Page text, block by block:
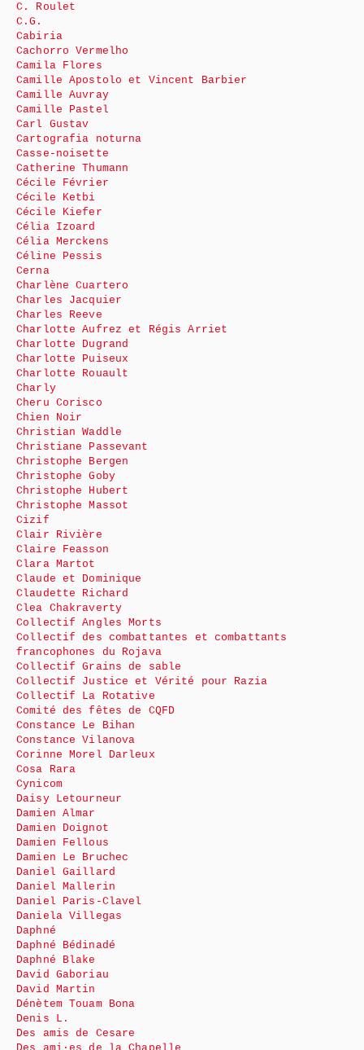
C. Roulet
C.G.
Cabiria
Cachorro Vermelho
Camila Flores
Camille Apostolo et Vincent Barbier
Camille Auvray
Camille Pastel
Carl Gustav
Cartografia noturna
Casse-noisette
Catherine Thumann
Cécile Février
Cécile Ketbi
Cécile Kiefer
Célia Izoard
Célia Merckens
Céline Pessis
Cerna
Charlène Cuartero
Charles Jacquier
Charles Reeve
Charlotte Aufrez et Régis Arriet
Charlotte Dugrand
Charlotte Puiseux
Charlotte Rouault
Charly
Cheru Corisco
Chien Noir
Christian Waddle
Christiane Passevant
Christophe Bergen
Christophe Goby
Christophe Hubert
Christophe Massot
Cizif
Clair Rivière
Claire Feasson
Clara Martot
Claude et Dominique
Claudette Richard
Clea Chakraverty
Collectif Angles Morts
Collectif des combattantes et combattants
francophones du Rojava
Collectif Grains de sable
Collectif Justice et Vérité pour Razia
Collectif La Rotative
Comité des fêtes de CQFD
Constance Le Bihan
Constance Vilanova
Corinne Morel Darleux
Cosa Rara
Cynicom
Daisy Letourneur
Damien Almar
Damien Doignot
Damien Fellous
Damien Le Bruchec
Daniel Gaillard
Daniel Mallerin
Daniel Paris-Clavel
Daniela Villegas
Daphné
Daphné Bédinadé
Daphné Blake
David Gaboriau
David Martin
Dénètem Touam Bona
Denis L.
Des amis de Cesare